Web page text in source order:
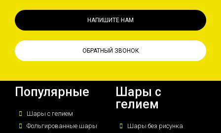
НАПИШИТЕ НАМ
ОБРАТНЫЙ ЗВОНОК
Популярные
Шары с гелием
Фольгированные шары
Шары с
гелием
Шары без рисунка